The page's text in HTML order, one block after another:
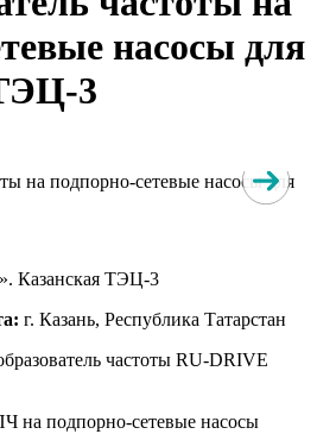
насосы для
3
Казанская ТЭЦ-3
г. Казань, Республика Татарстан
частоты RU-DRIVE
на подпорно-сетевые насосы